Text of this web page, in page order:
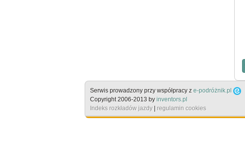
Serwis prowadzony przy współpracy z e-podróżnik.pl
Copyright 2006-2013 by inventors.pl
Indeks rozkładów jazdy | regulamin cookies